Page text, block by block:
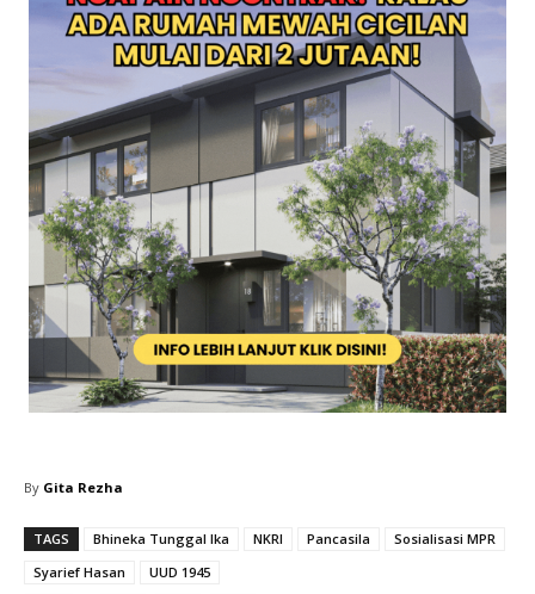
By Gita Rezha
TAGS Bhineka Tunggal Ika NKRI Pancasila
Sosialisasi MPR
Syarief Hasan
UUD 1945